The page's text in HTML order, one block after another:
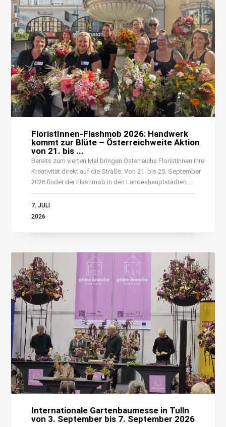
FloristInnen-Flashmob 2026: Handwerk
kommt zur Blüte – Österreichweite Aktion
von 21. bis ...
Bereits zum vierten Mal bringen Österreichs FloristInnen ihre
Kreativität direkt auf die Straße: Von 21. bis 25. September
2026 findet der Flashmob in den Landeshauptstädten ...
7. JULI
2026
Internationale Gartenbaumesse in Tulln
von 3. September bis 7. September 2026